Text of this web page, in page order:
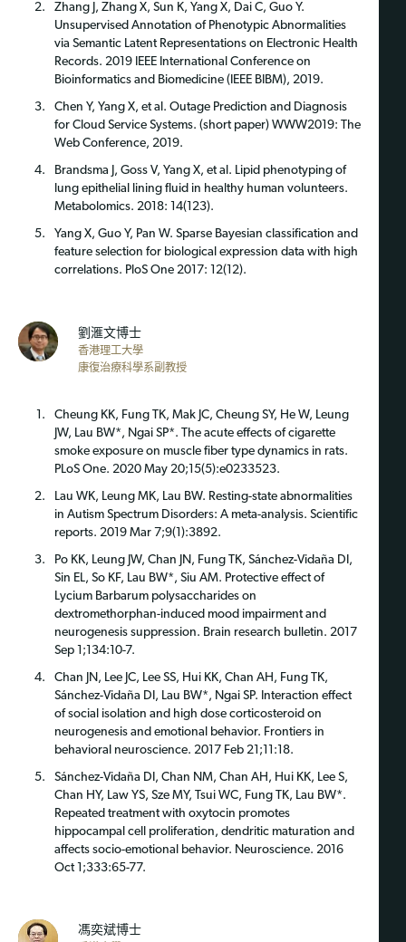
Zhang J, Zhang X, Sun K, Yang X, Dai C, Guo Y.
Unsupervised Annotation of Phenotypic Abnormalities
via Semantic Latent Representations on Electronic Health
Records. 2019 IEEE International Conference on
Bioinformatics and Biomedicine (IEEE BIBM), 2019.
Chen Y, Yang X, et al. Outage Prediction and Diagnosis
for Cloud Service Systems. (short paper) WWW2019: The
Web Conference, 2019.
Brandsma J, Goss V, Yang X, et al. Lipid phenotyping of
lung epithelial lining fluid in healthy human volunteers.
Metabolomics. 2018: 14(123).
Yang X, Guo Y, Pan W. Sparse Bayesian classification and
feature selection for biological expression data with high
correlations. PloS One 2017: 12(12).
劉滙文博士
香港理工大學
康復治療科學系副教授
Cheung KK, Fung TK, Mak JC, Cheung SY, He W, Leung
JW, Lau BW*, Ngai SP*. The acute effects of cigarette
smoke exposure on muscle fiber type dynamics in rats.
PLoS One. 2020 May 20;15(5):e0233523.
Lau WK, Leung MK, Lau BW. Resting-state abnormalities
in Autism Spectrum Disorders: A meta-analysis. Scientific
reports. 2019 Mar 7;9(1):3892.
Po KK, Leung JW, Chan JN, Fung TK, Sánchez-Vidaña DI,
Sin EL, So KF, Lau BW*, Siu AM. Protective effect of
Lycium Barbarum polysaccharides on
dextromethorphan-induced mood impairment and
neurogenesis suppression. Brain research bulletin. 2017
Sep 1;134:10-7.
Chan JN, Lee JC, Lee SS, Hui KK, Chan AH, Fung TK,
Sánchez-Vidaña DI, Lau BW*, Ngai SP. Interaction effect
of social isolation and high dose corticosteroid on
neurogenesis and emotional behavior. Frontiers in
behavioral neuroscience. 2017 Feb 21;11:18.
Sánchez-Vidaña DI, Chan NM, Chan AH, Hui KK, Lee S,
Chan HY, Law YS, Sze MY, Tsui WC, Fung TK, Lau BW*.
Repeated treatment with oxytocin promotes
hippocampal cell proliferation, dendritic maturation and
affects socio-emotional behavior. Neuroscience. 2016
Oct 1;333:65-77.
馮奕斌博士